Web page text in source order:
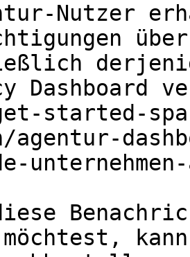
Nutzer
Dashboard
started-
agentur-